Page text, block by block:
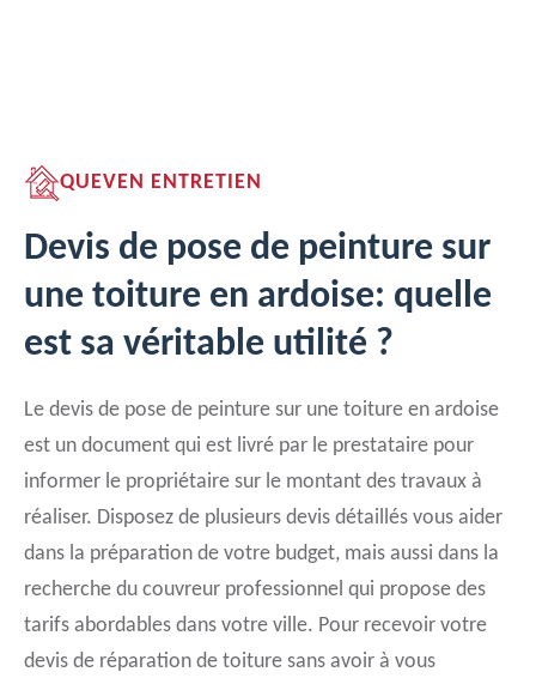
QUEVEN ENTRETIEN
Devis de pose de peinture sur
une toiture en ardoise: quelle
est sa véritable utilité ?
Le devis de pose de peinture sur une toiture en ardoise
est un document qui est livré par le prestataire pour
informer le propriétaire sur le montant des travaux à
réaliser. Disposez de plusieurs devis détaillés vous aider
dans la préparation de votre budget, mais aussi dans la
recherche du couvreur professionnel qui propose des
tarifs abordables dans votre ville. Pour recevoir votre
devis de réparation de toiture sans avoir à vous